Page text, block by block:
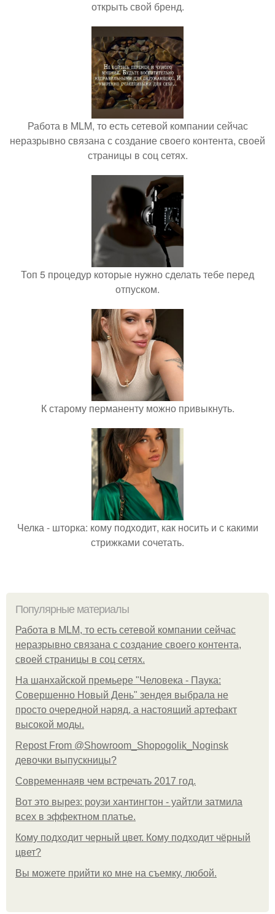
открыть свой бренд.
Работа в MLM, то есть сетевой компании сейчас
неразрывно связана с создание своего контента, своей
страницы в соц сетях.
Топ 5 процедур которые нужно сделать тебе перед
отпуском.
К старому перманенту можно привыкнуть.
Челка - шторка: кому подходит, как носить и с какими
стрижками сочетать.
Популярные материалы
Работа в MLM, то есть сетевой компании сейчас
неразрывно связана с создание своего контента,
своей страницы в соц сетях.
На шанхайской премьере "Человека - Паука:
Совершенно Новый День" зендея выбрала не
просто очередной наряд, а настоящий артефакт
высокой моды.
Repost From @Showroom_Shopogolik_Noginsk
девочки выпускницы?
Современнаяв чем встречать 2017 год.
Вот это вырез: роузи хантингтон - уайтли затмила
всех в эффектном платьe.
Кому подходит черный цвет. Кому подходит чёрный
цвет?
Вы можете прийти ко мне на съемку, любой.